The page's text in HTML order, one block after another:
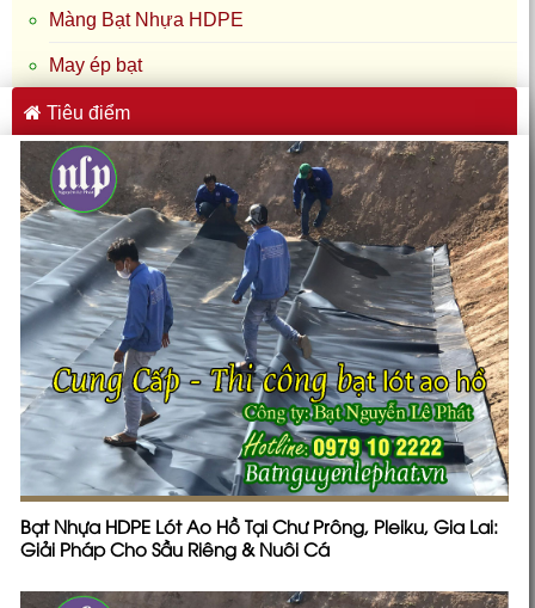
Bạt Nhựa HDPE Lót Ao Hồ Tại Chư Prông, Pleiku, Gia Lai:
Giải Pháp Cho Sầu Riêng & Nuôi Cá